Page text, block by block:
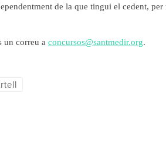
de la que tingui el cedent, per
un correu a concursos@santmedir.org.